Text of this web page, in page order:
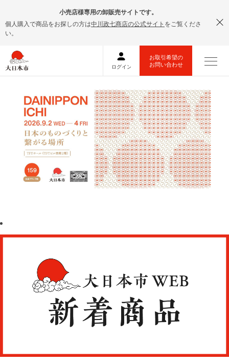
小売店様専用の卸販売サイトです。
個人購入で商品をお探しの方は中川政七商店の公式サイト をご覧くださ
い。